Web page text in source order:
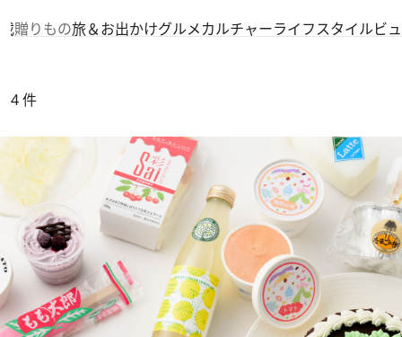
贈りもの旅＆お出かけグルメカルチャーライフスタイルビ
4件